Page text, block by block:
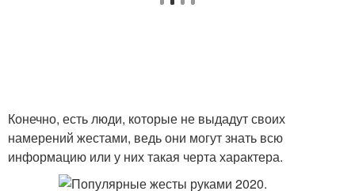
Конечно, есть люди, которые не выдадут своих
намерений жестами, ведь они могут знать всю
информацию или у них такая черта характера.